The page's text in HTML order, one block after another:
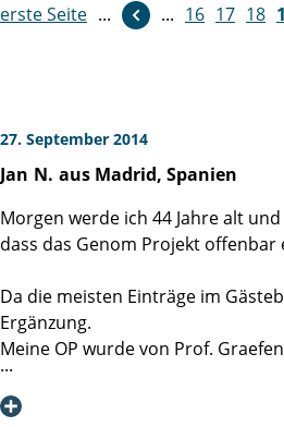
erste Seite ... ... 16 17 18
weiter
27. September 2014
Jan N. aus Madrid, Spanien
Morgen werde ich 44 Jahre alt
dass das Genom Projekt
Da die meisten Einträge im
Ergänzung.
Meine OP wurde von Prof.
1) PSA Werte: Bisher keine
2) Kontinenz: Von Anfang an kein